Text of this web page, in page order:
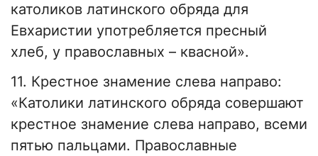
католиков латинского обряда для
Евхаристии употребляется пресный
хлеб, у православных – квасной».
11. Крестное знамение слева направо:
«Католики латинского обряда совершают
крестное знамение слева направо, всеми
пятью пальцами. Православные